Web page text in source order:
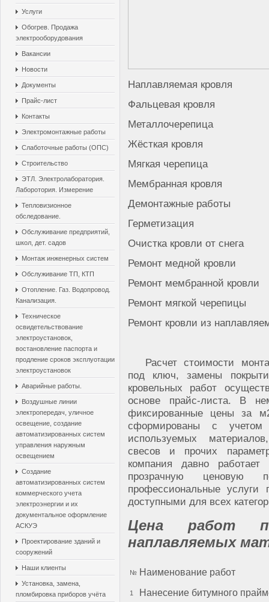
Услуги
Обогрев. Продажа
электрооборудования
Вакансии
Новости
Документы
Прайс-лист
Контакты
Электромонтажные работы
Слаботочные работы (ОПС)
Строительство
ЭТЛ. Электролаборатория.
Лаборотория. Измерение
Тепловизионное
обследование.
Обслуживание предприятий,
школ, дет. садов
Монтаж инженерных систем
Обслуживание ТП, КТП
Отопление. Газ. Водопровод.
Канализация.
Техническое
освидетельствование
электроустановок,
востановление паспорта и
продление сроков эксплуотации
электроустановок
Аварийные работы.
Воздушные линии
электропередач, уличное
освещение, создание
автоматизированных систем
управления наружным
освещением
Создание
автоматизированных систем
коммерческого учета
электроэнергии и их
документальное оформление
АСКУЭ
Проектирование зданий и
сооружений
Наши клиенты
Установка, замена,
пломбировка приборов учёта
Наплавляемая кровля
Фальцевая кровля
Металлочерепица
Жёсткая кровля
Мягкая черепица
Мембранная кровля
Демонтажные работы
Герметизация
Очистка кровли от снега
Ремонт медной кровли
Ремонт мембранной кровли
Ремонт мягкой черепицы
Ремонт кровли из
Расчет стоимости
под ключ, замены
кровельных работ
основе прайс-листа. В
фиксированные цены за
сформированы с учетом
используемых
свесов и прочих
компания давно
прозрачную ценовую
профессиональные услуги
доступными для всех
Цена работ
наплавляемых
№ Наименование работ
1 Нанесение битумного